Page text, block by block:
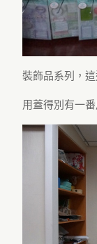
裝飾品系列，
用蓋得別有一